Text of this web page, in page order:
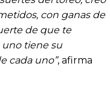
con ganas de
de que te
uno tiene su
cada uno”, afirma